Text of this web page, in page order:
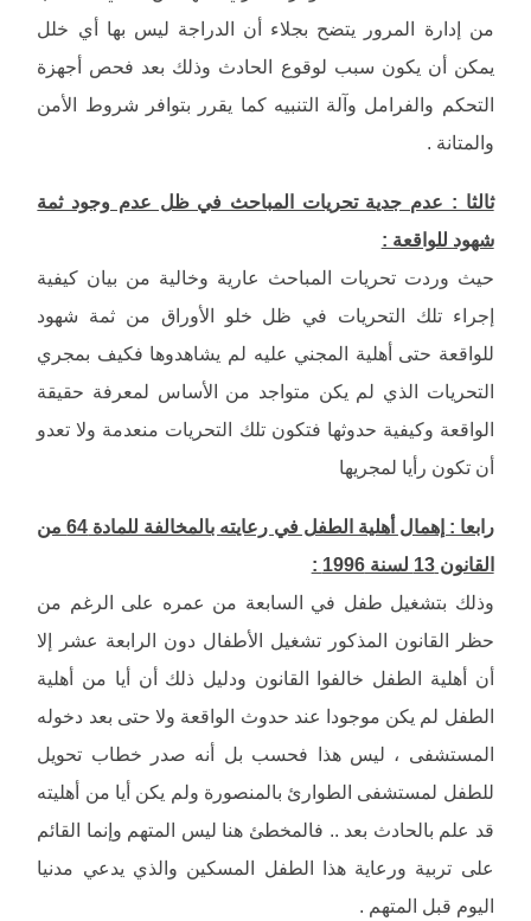
من إدارة المرور يتضح بجلاء أن الدراجة ليس بها أي خلل
يمكن أن يكون سبب لوقوع الحادث وذلك بعد فحص أجهزة
التحكم والفرامل وآلة التنبيه كما يقرر بتوافر شروط الأمن
والمتانة .
ثالثا : عدم جدية تحريات المباحث في ظل عدم وجود ثمة
شهود للواقعة :
حيث وردت تحريات المباحث عارية وخالية من بيان كيفية
إجراء تلك التحريات في ظل خلو الأوراق من ثمة شهود
للواقعة حتى أهلية المجني عليه لم يشاهدوها فكيف بمجري
التحريات الذي لم يكن متواجد من الأساس لمعرفة حقيقة
الواقعة وكيفية حدوثها فتكون تلك التحريات منعدمة ولا تعدو
أن تكون رأيا لمجريها
رابعا : إهمال أهلية الطفل في رعايته بالمخالفة للمادة 64 من
القانون 13 لسنة 1996 :
وذلك بتشغيل طفل في السابعة من عمره على الرغم من
حظر القانون المذكور تشغيل الأطفال دون الرابعة عشر إلا
أن أهلية الطفل خالفوا القانون ودليل ذلك أن أيا من أهلية
الطفل لم يكن موجودا عند حدوث الواقعة ولا حتى بعد دخوله
المستشفى ، ليس هذا فحسب بل أنه صدر خطاب تحويل
للطفل لمستشفى الطوارئ بالمنصورة ولم يكن أيا من أهليته
قد علم بالحادث بعد .. فالمخطئ هنا ليس المتهم وإنما القائم
على تربية ورعاية هذا الطفل المسكين والذي يدعي مدنيا
اليوم قبل المتهم .